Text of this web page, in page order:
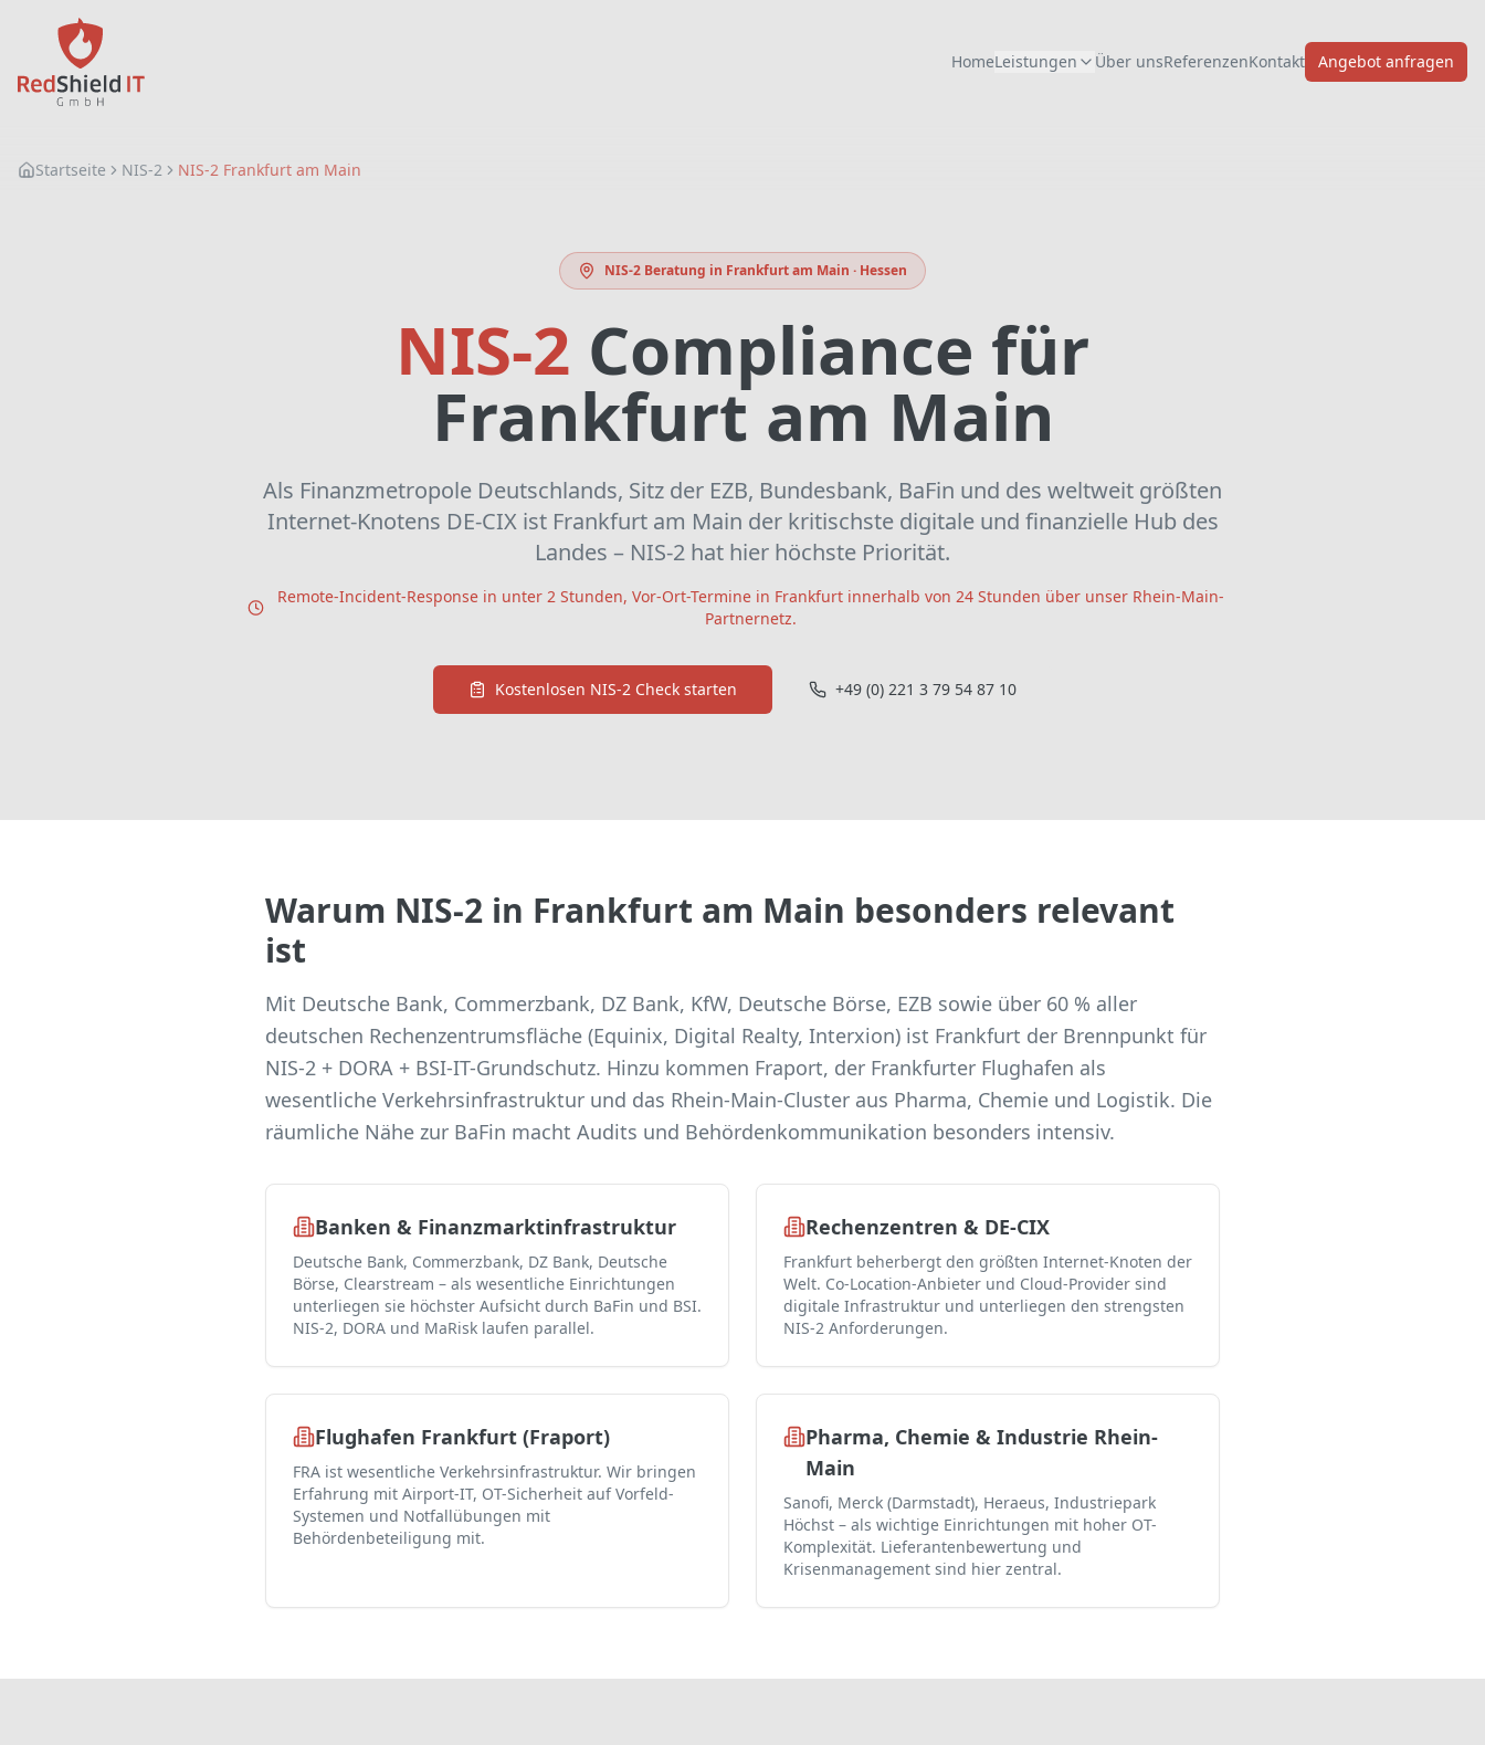
HomeLeistungen Über unsReferenzenKontakt Angebot anfragen
Startseite NIS-2 NIS-2 Frankfurt am Main
NIS-2 Beratung in Frankfurt am Main · Hessen
NIS-2 Compliance für
Frankfurt am Main
Als Finanzmetropole Deutschlands, Sitz der EZB, Bundesbank, BaFin und des weltweit größten
Internet-Knotens DE-CIX ist Frankfurt am Main der kritischste digitale und finanzielle Hub des
Landes – NIS-2 hat hier höchste Priorität.
Remote-Incident-Response in unter 2 Stunden, Vor-Ort-Termine in Frankfurt innerhalb von 24 Stunden über unser Rhein-Main-
Partnernetz.
Kostenlosen NIS-2 Check starten +49 (0) 221 3 79 54 87 10
Warum NIS-2 in Frankfurt am Main besonders relevant
ist
Mit Deutsche Bank, Commerzbank, DZ Bank, KfW, Deutsche Börse, EZB sowie über 60 % aller
deutschen Rechenzentrumsfläche (Equinix, Digital Realty, Interxion) ist Frankfurt der Brennpunkt für
NIS-2 + DORA + BSI-IT-Grundschutz. Hinzu kommen Fraport, der Frankfurter Flughafen als
wesentliche Verkehrsinfrastruktur und das Rhein-Main-Cluster aus Pharma, Chemie und Logistik. Die
räumliche Nähe zur BaFin macht Audits und Behördenkommunikation besonders intensiv.
Banken & Finanzmarktinfrastruktur
Deutsche Bank, Commerzbank, DZ Bank, Deutsche
Börse, Clearstream – als wesentliche Einrichtungen
unterliegen sie höchster Aufsicht durch BaFin und BSI.
NIS-2, DORA und MaRisk laufen parallel.
Rechenzentren & DE-CIX
Frankfurt beherbergt den größten Internet-Knoten der
Welt. Co-Location-Anbieter und Cloud-Provider sind
digitale Infrastruktur und unterliegen den strengsten
NIS-2 Anforderungen.
Flughafen Frankfurt (Fraport)
FRA ist wesentliche Verkehrsinfrastruktur. Wir bringen
Erfahrung mit Airport-IT, OT-Sicherheit auf Vorfeld-
Systemen und Notfallübungen mit
Behördenbeteiligung mit.
Pharma, Chemie & Industrie Rhein-
Main
Sanofi, Merck (Darmstadt), Heraeus, Industriepark
Höchst – als wichtige Einrichtungen mit hoher OT-
Komplexität. Lieferantenbewertung und
Krisenmanagement sind hier zentral.